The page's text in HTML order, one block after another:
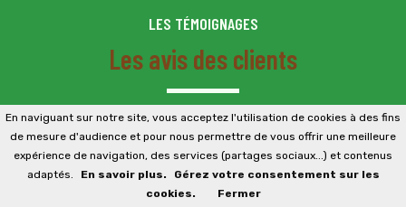
LES TÉMOIGNAGES
Les avis des clients
J'avais une grande partie de mon terrain qui
s'était transformé en friches avec le temps et
je ne savais plus quoi faire. Sur les conseils de
mon voisin j'ai contacté Elagage Windrestein et
j'en suis très satisfait. Un travail professionnel
En naviguant sur notre site, vous acceptez l'utilisation de cookies à des fins
de mesure d'audience et pour nous permettre de vous offrir une meilleure
expérience de navigation, des services (partages sociaux...) et contenus
adaptés.
En savoir plus.
Gérez votre consentement sur les
cookies.
Fermer